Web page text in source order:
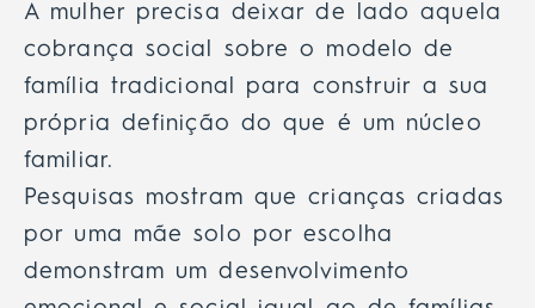
A mulher precisa deixar de lado aquela
cobrança social sobre o modelo de
família tradicional para construir a sua
própria definição do que é um núcleo
familiar.
Pesquisas mostram que crianças criadas
por uma mãe solo por escolha
demonstram um desenvolvimento